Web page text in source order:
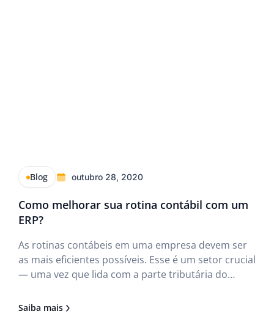
Blog outubro 28, 2020
Como melhorar sua rotina contábil com um
ERP?
As rotinas contábeis em uma empresa devem ser
as mais eficientes possíveis. Esse é um setor crucial
— uma vez que lida com a parte tributária do
sejam feitas visando, dentre outras coisas, o
Saiba mais